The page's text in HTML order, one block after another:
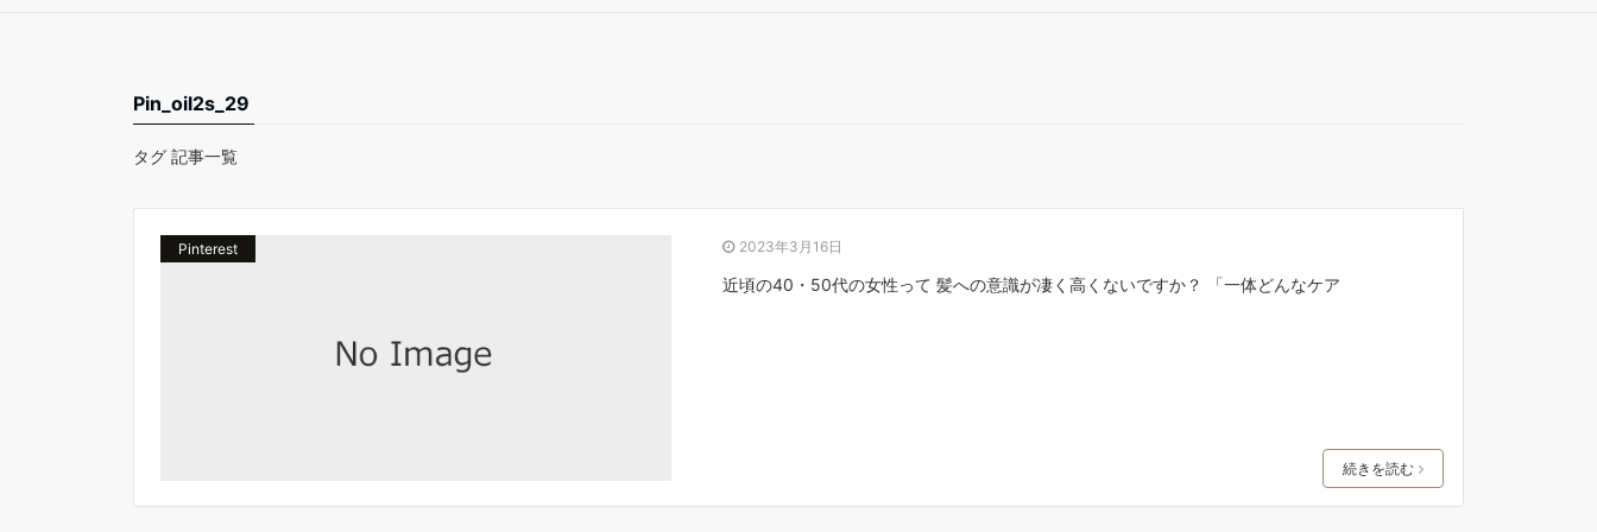
Pin_oil2s_29
タグ 記事一覧
Pinterest 2023年3月16日
近頃の40・50代の女性って 髪への意識が凄く高くないですか？ 「一体どんなケア
続きを読む